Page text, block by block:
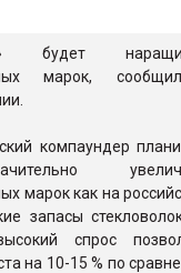
будет
марок,
компаундер
марок как на
запасы
спрос
на 10-15 % по